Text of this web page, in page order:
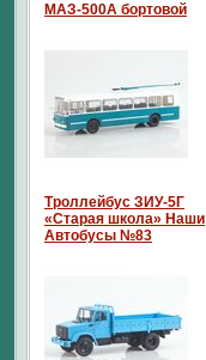
МАЗ-500А бортовой
Троллейбус ЗИУ-5Г
«Старая школа» Наши
Автобусы №83